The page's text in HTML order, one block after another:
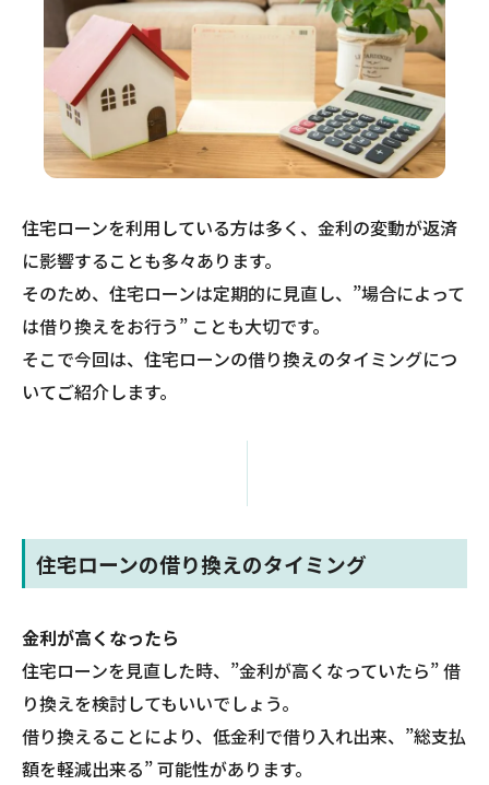
住宅ローンを利用している方は多く、金利の変動が返済
に影響することも多々あります。
そのため、住宅ローンは定期的に見直し、”場合によって
は借り換えをお行う” ことも大切です。
そこで今回は、住宅ローンの借り換えのタイミングにつ
いてご紹介します。
住宅ローンの借り換えのタイミング
金利が高くなったら
住宅ローンを見直した時、”金利が高くなっていたら” 借
り換えを検討してもいいでしょう。
借り換えることにより、低金利で借り入れ出来、”総支払
額を軽減出来る” 可能性があります。